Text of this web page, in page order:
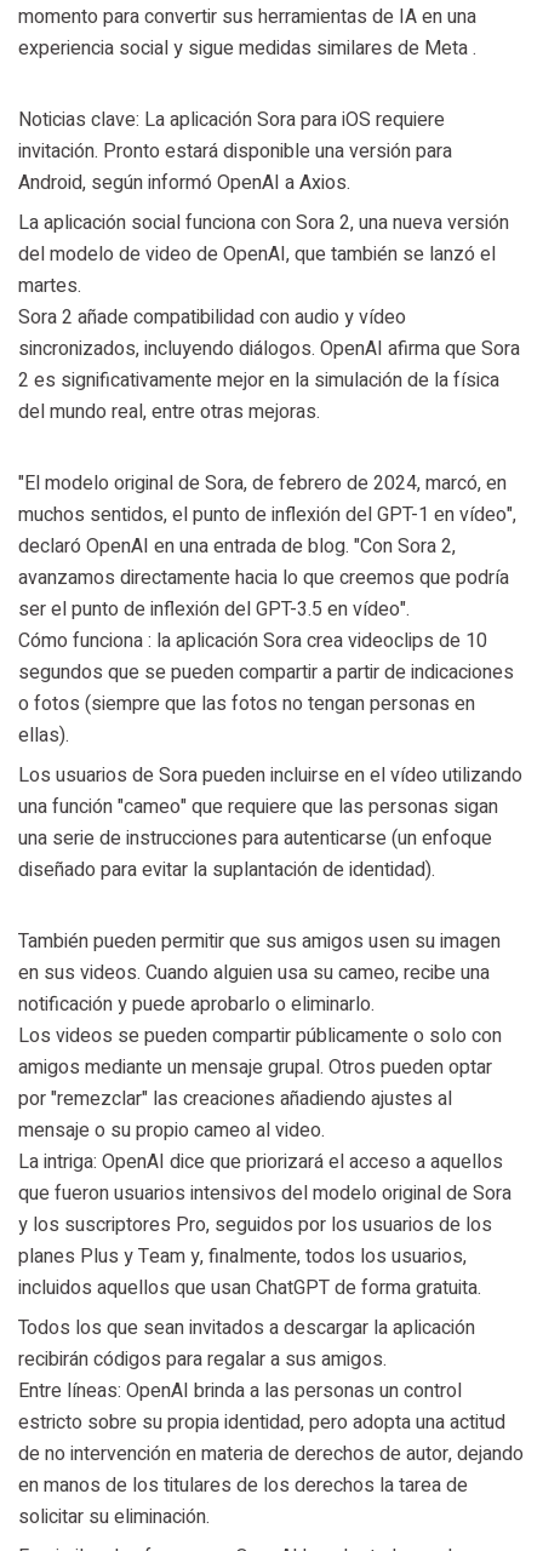
momento para convertir sus herramientas de IA en una
experiencia social y sigue medidas similares de Meta .
Noticias clave: La aplicación Sora para iOS requiere
invitación. Pronto estará disponible una versión para
Android, según informó OpenAI a Axios.
La aplicación social funciona con Sora 2, una nueva versión
del modelo de video de OpenAI, que también se lanzó el
martes.
Sora 2 añade compatibilidad con audio y vídeo
sincronizados, incluyendo diálogos. OpenAI afirma que Sora
2 es significativamente mejor en la simulación de la física
del mundo real, entre otras mejoras.
"El modelo original de Sora, de febrero de 2024, marcó, en
muchos sentidos, el punto de inflexión del GPT-1 en vídeo",
declaró OpenAI en una entrada de blog. "Con Sora 2,
avanzamos directamente hacia lo que creemos que podría
ser el punto de inflexión del GPT-3.5 en vídeo".
Cómo funciona : la aplicación Sora crea videoclips de 10
segundos que se pueden compartir a partir de indicaciones
o fotos (siempre que las fotos no tengan personas en
ellas).
Los usuarios de Sora pueden incluirse en el vídeo utilizando
una función "cameo" que requiere que las personas sigan
una serie de instrucciones para autenticarse (un enfoque
diseñado para evitar la suplantación de identidad).
También pueden permitir que sus amigos usen su imagen
en sus videos. Cuando alguien usa su cameo, recibe una
notificación y puede aprobarlo o eliminarlo.
Los videos se pueden compartir públicamente o solo con
amigos mediante un mensaje grupal. Otros pueden optar
por "remezclar" las creaciones añadiendo ajustes al
mensaje o su propio cameo al video.
La intriga: OpenAI dice que priorizará el acceso a aquellos
que fueron usuarios intensivos del modelo original de Sora
y los suscriptores Pro, seguidos por los usuarios de los
planes Plus y Team y, finalmente, todos los usuarios,
incluidos aquellos que usan ChatGPT de forma gratuita.
Todos los que sean invitados a descargar la aplicación
recibirán códigos para regalar a sus amigos.
Entre líneas: OpenAI brinda a las personas un control
estricto sobre su propia identidad, pero adopta una actitud
de no intervención en materia de derechos de autor, dejando
en manos de los titulares de los derechos la tarea de
solicitar su eliminación.